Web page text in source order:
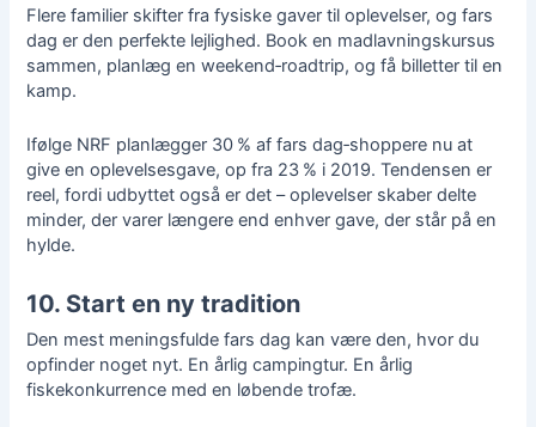
Flere familier skifter fra fysiske gaver til oplevelser, og fars
dag er den perfekte lejlighed. Book en madlavningskursus
sammen, planlæg en weekend‑roadtrip, og få billetter til en
kamp.
Ifølge NRF planlægger 30 % af fars dag‑shoppere nu at
give en oplevelsesgave, op fra 23 % i 2019. Tendensen er
reel, fordi udbyttet også er det – oplevelser skaber delte
minder, der varer længere end enhver gave, der står på en
hylde.
10. Start en ny tradition
Den mest meningsfulde fars dag kan være den, hvor du
opfinder noget nyt. En årlig campingtur. En årlig
fiskekonkurrence med en løbende trofæ.